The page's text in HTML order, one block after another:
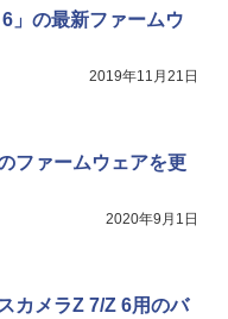
」の最新ファームウ
2019年11月21日
ファームウェアを更
2020年9月1日
カメラZ 7/Z 6用のバ